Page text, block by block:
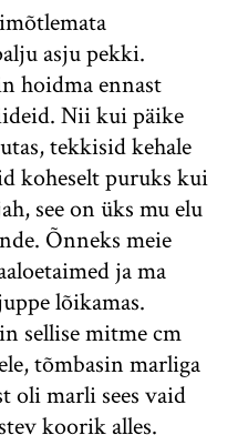
asju pekki.
hoidma ennast
Nii kui päike
tekkisid kehale
koheselt puruks kui
see on üks mu elu
Õnneks meie
ja ma
lõikamas.
sellise mitme cm
tõmbasin marliga
oli marli sees vaid
koorik alles.